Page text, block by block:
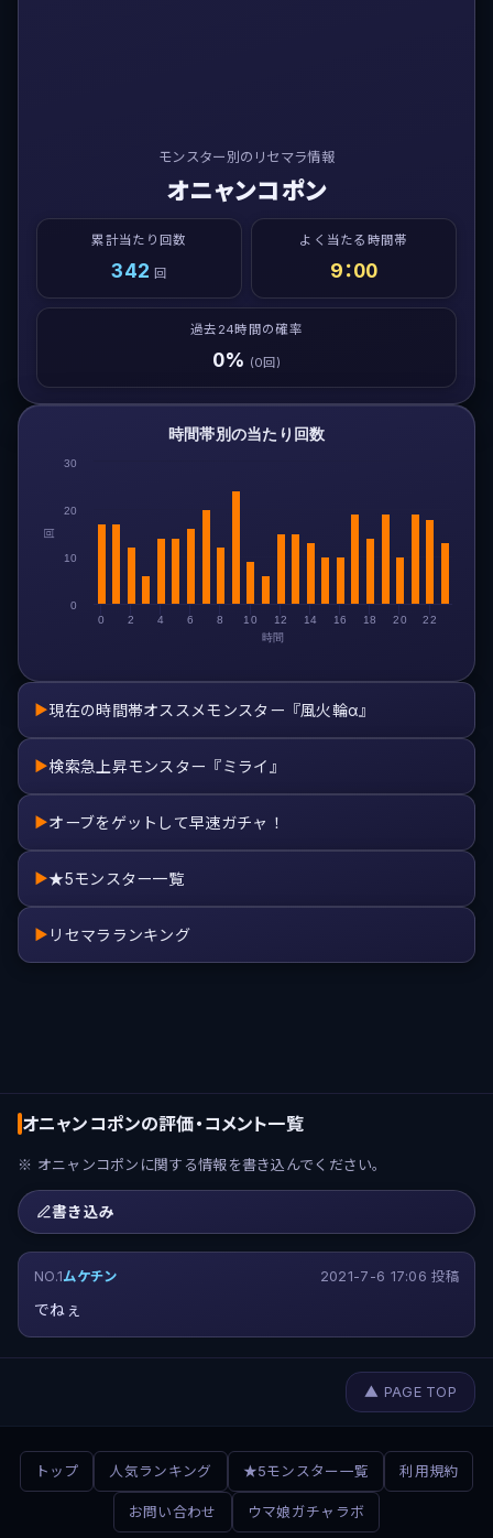
モンスター別のリセマラ情報
オニャンコポン
累計当たり回数
342 回
よく当たる時間帯
9：00
過去24時間の確率
0% (0回)
時間
回
時間帯別の当たり回数
0 2 4 6 8 10 12 14 16 18 20 22
0
10
20
30
▶現在の時間帯オススメモンスター『風火輪α』
▶検索急上昇モンスター『ミライ』
▶オーブをゲットして早速ガチャ！
▶★5モンスター一覧
▶ リセマラランキング
オニャンコポンの評価・コメント一覧
※ オニャンコポンに関する情報を書き込んでください。
書き込み
NO.1ムケチン 2021-7-6 17:06 投稿
でねぇ
▲ PAGE TOP
トップ 人気ランキング ★5モンスター一覧 利用規約
お問い合わせ ウマ娘ガチャラボ